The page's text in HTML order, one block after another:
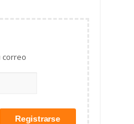
ingresa tu correo